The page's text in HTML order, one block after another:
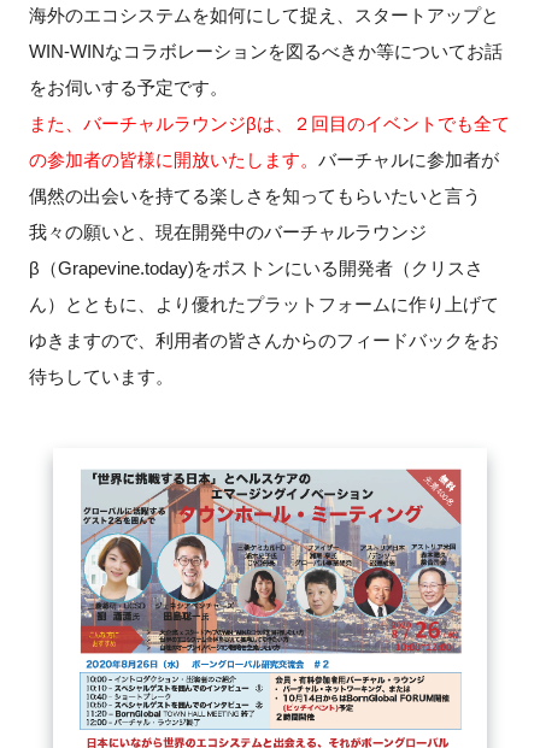
特別会員
施設・アクセス
FAQ
イベントお知らせメール登録
海外のエコシステムを如何にして捉え、スタートアップと
WIN-WINなコラボレーションを図るべきか等についてお話
をお伺いする予定です。
また、バーチャルラウンジβは、２回目のイベントでも全て
の参加者の皆様に開放いたします。 バーチャルに参加者が
偶然の出会いを持てる楽しさを知ってもらいたいと言う
我々の願いと、現在開発中のバーチャルラウンジ
β（Grapevine.today)をボストンにいる開発者（クリスさ
ん）とともに、より優れたプラットフォームに作り上げて
ゆきますので、利用者の皆さんからのフィードバックをお
待ちしています。